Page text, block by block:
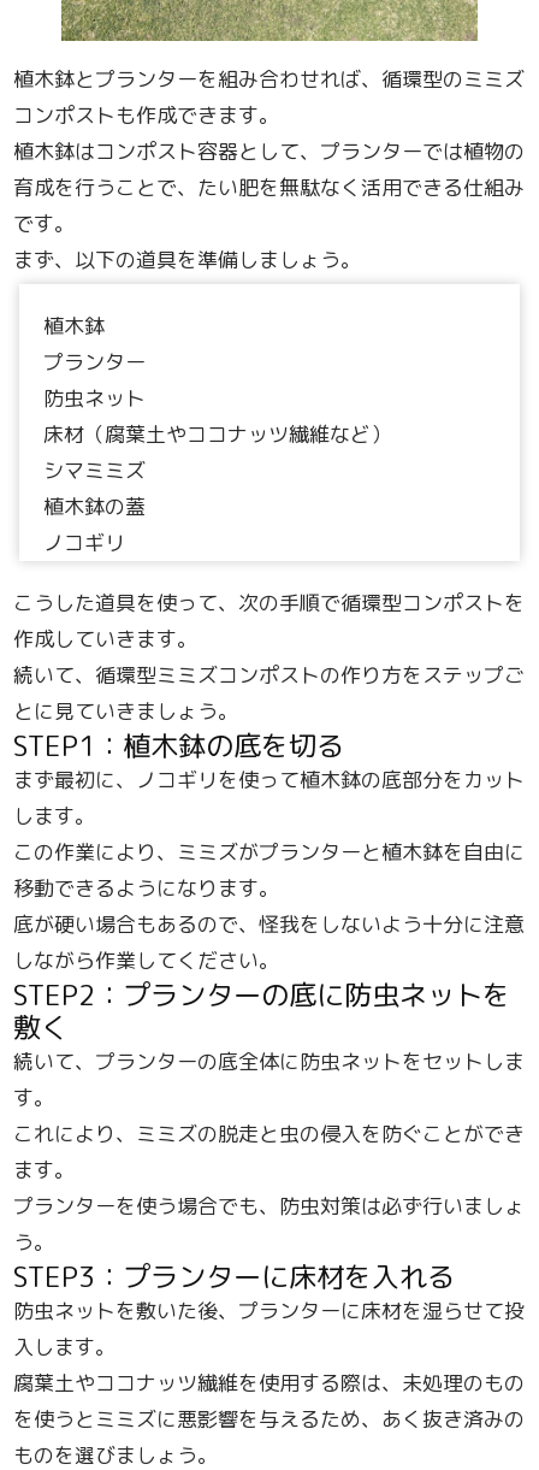
植木鉢とプランターを組み合わせれば、循環型のミミズ
コンポストも作成できます。
植木鉢はコンポスト容器として、プランターでは植物の
育成を行うことで、たい肥を無駄なく活用できる仕組み
です。
まず、以下の道具を準備しましょう。
植木鉢
プランター
防虫ネット
床材（腐葉土やココナッツ繊維など）
シマミミズ
植木鉢の蓋
ノコギリ
こうした道具を使って、次の手順で循環型コンポストを
作成していきます。
続いて、循環型ミミズコンポストの作り方をステップご
とに見ていきましょう。
STEP1：植木鉢の底を切る
まず最初に、ノコギリを使って植木鉢の底部分をカット
します。
この作業により、ミミズがプランターと植木鉢を自由に
移動できるようになります。
底が硬い場合もあるので、怪我をしないよう十分に注意
しながら作業してください。
STEP2：プランターの底に防虫ネットを
敷く
続いて、プランターの底全体に防虫ネットをセットしま
す。
これにより、ミミズの脱走と虫の侵入を防ぐことができ
ます。
プランターを使う場合でも、防虫対策は必ず行いましょ
う。
STEP3：プランターに床材を入れる
防虫ネットを敷いた後、プランターに床材を湿らせて投
入します。
腐葉土やココナッツ繊維を使用する際は、未処理のもの
を使うとミミズに悪影響を与えるため、あく抜き済みの
ものを選びましょう。